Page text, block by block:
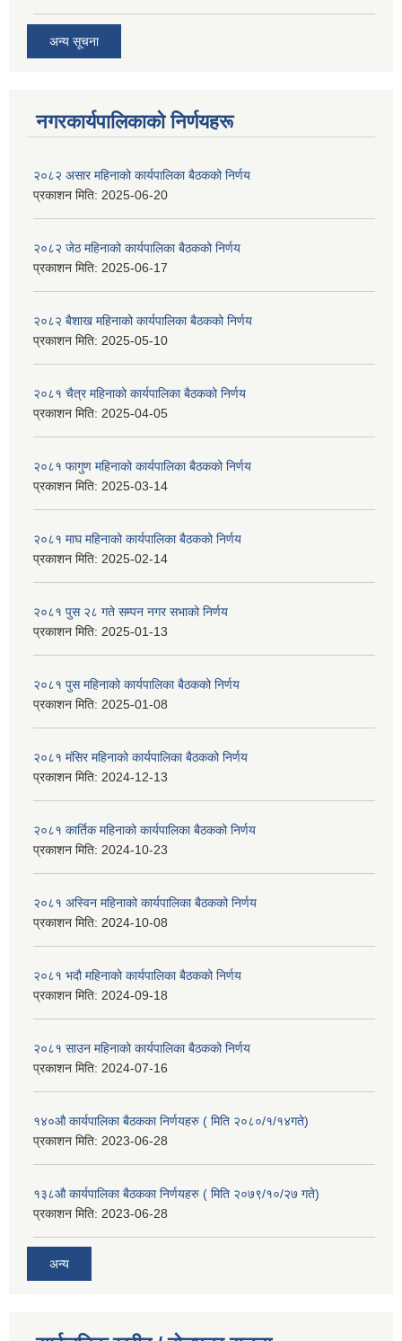
अन्य सूचना
नगरकार्यपालिकाकाे निर्णयहरू
२०८२ असार महिनाको कार्यपालिका बैठकको निर्णय
प्रकाशन मिति: 2025-06-20
२०८२ जेठ महिनाको कार्यपालिका बैठकको निर्णय
प्रकाशन मिति: 2025-06-17
२०८२ बैशाख महिनाको कार्यपालिका बैठकको निर्णय
प्रकाशन मिति: 2025-05-10
२०८१ चैत्र महिनाको कार्यपालिका बैठकको निर्णय
प्रकाशन मिति: 2025-04-05
२०८१ फागुण महिनाको कार्यपालिका बैठकको निर्णय
प्रकाशन मिति: 2025-03-14
२०८१ माघ महिनाको कार्यपालिका बैठकको निर्णय
प्रकाशन मिति: 2025-02-14
२०८१ पुस २८ गते सम्प‍न नगर सभाको निर्णय
प्रकाशन मिति: 2025-01-13
२०८१ पुस महिनाको कार्यपालिका बैठकको निर्णय
प्रकाशन मिति: 2025-01-08
२०८१ मंसिर महिनाको कार्यपालिका बैठकको निर्णय
प्रकाशन मिति: 2024-12-13
२०८१ कार्तिक महिनाको कार्यपालिका बैठकको निर्णय
प्रकाशन मिति: 2024-10-23
२०८१ अस्विन महिनाको कार्यपालिका बैठकको निर्णय
प्रकाशन मिति: 2024-10-08
२०८१ भदौ महिनाको कार्यपालिका बैठकको निर्णय
प्रकाशन मिति: 2024-09-18
२०८१ साउन महिनाको कार्यपालिका बैठकको निर्णय
प्रकाशन मिति: 2024-07-16
१४०औ कार्यपालिका बैठकका निर्णयहरु ( मिति २०८०/१/१४गते)
प्रकाशन मिति: 2023-06-28
१३८औ कार्यपालिका बैठकका निर्णयहरु ( मिति २०७९/१०/२७ गते)
प्रकाशन मिति: 2023-06-28
अन्य